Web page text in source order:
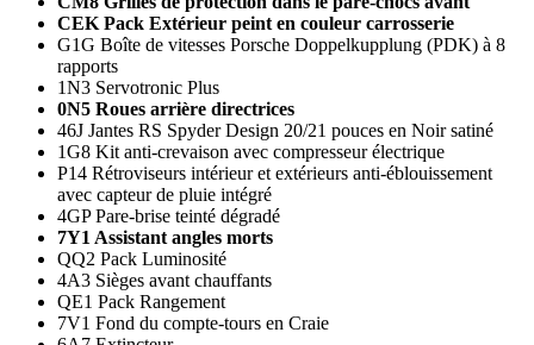
CEK Pack Extérieur peint en couleur carrosserie
G1G Boîte de vitesses Porsche Doppelkupplung (PDK) à 8
rapports
1N3 Servotronic Plus
0N5 Roues arrière directrices
46J Jantes RS Spyder Design 20/21 pouces en Noir satiné
1G8 Kit anti-crevaison avec compresseur électrique
P14 Rétroviseurs intérieur et extérieurs anti-éblouissement
avec capteur de pluie intégré
4GP Pare-brise teinté dégradé
7Y1 Assistant angles morts
QQ2 Pack Luminosité
4A3 Sièges avant chauffants
QE1 Pack Rangement
7V1 Fond du compte-tours en Craie